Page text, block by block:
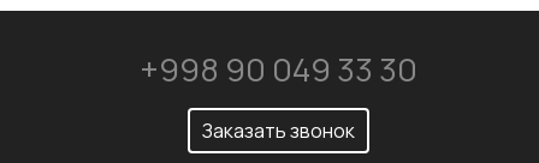
+998 90 049 33 30
Заказать звонок